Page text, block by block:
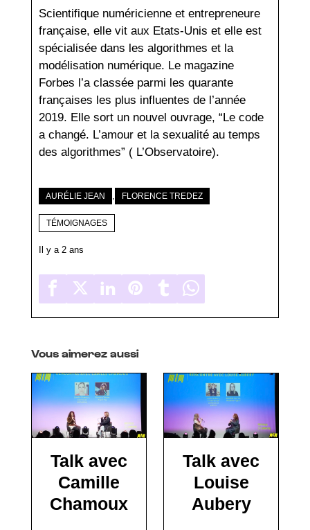
Scientifique numéricienne et entrepreneure
française, elle vit aux Etats-Unis et elle est
spécialisée dans les algorithmes et la
modélisation numérique. Le magazine
Forbes l’a classée parmi les quarante
françaises les plus influentes de l’année
2019. Elle sort un nouvel ouvrage, “Le code
a changé. L’amour et la sexualité au temps
des algorithmes” ( L’Observatoire).
AURÉLIE JEAN FLORENCE TREDEZ
TÉMOIGNAGES
Il y a 2 ans
Vous aimerez aussi
Talk avec
Camille
Chamoux
Talk avec
Louise
Aubery